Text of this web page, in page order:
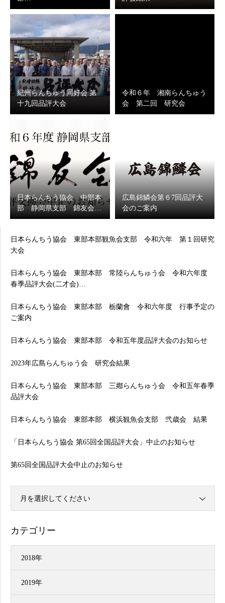
紀州らんちゅう同好会 第
十九回品評大会
令和６年 湘南らんちゅう
会 第二回 研究会
日本らんちう協会 中部本
部 静岡県支部 錦友会…
広島錦鱗会第６7回品評大
会のご案内
日本らんちう協会 東部本部観魚会支部 令和六年 第１回研究
大会
日本らんちう協会 東部本部 常陸らんちゅう会 令和六年度
春季品評大会(二才会)…
日本らんちう協会 東部本部 栃蘭會 令和六年度 行事予定の
ご案内
日本らんちう協会 東部本部 令和五年度品評大会のお知らせ
2023年広島らんちゅう会 研究会結果
日本らんちう協会 東部本部 三鄕らんちゅう会 令和五年春季
品評大会
日本らんちう協会 東部本部 横浜観魚会支部 弐歳会 結果
「日本らんちう協会 第65回全国品評大会」中止のお知らせ
第65回全国品評大会中止のお知らせ
月を選択してください
カテゴリー
2018年
2019年